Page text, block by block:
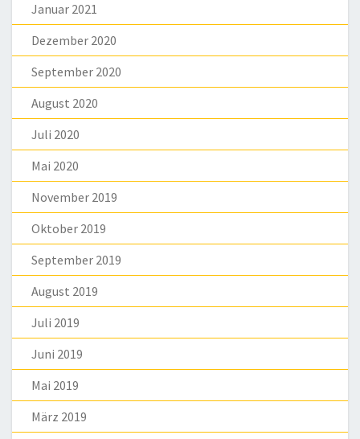
Januar 2021
Dezember 2020
September 2020
August 2020
Juli 2020
Mai 2020
November 2019
Oktober 2019
September 2019
August 2019
Juli 2019
Juni 2019
Mai 2019
März 2019